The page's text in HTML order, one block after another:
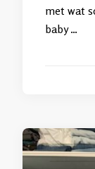
met wat
baby …